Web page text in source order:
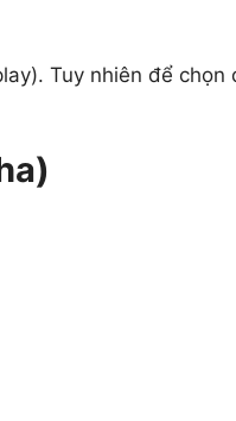
Tuy nhiên để chọn